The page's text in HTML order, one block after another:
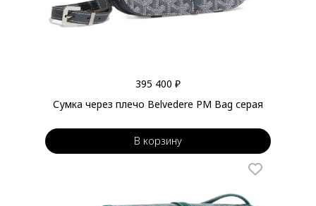
395 400 ₽
Сумка через плечо Belvedere PM Bag серая
В корзину